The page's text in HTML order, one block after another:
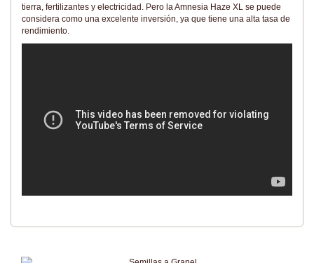
tierra, fertilizantes y electricidad. Pero la Amnesia Haze XL se puede
considera como una excelente inversión, ya que tiene una alta tasa de
rendimiento.